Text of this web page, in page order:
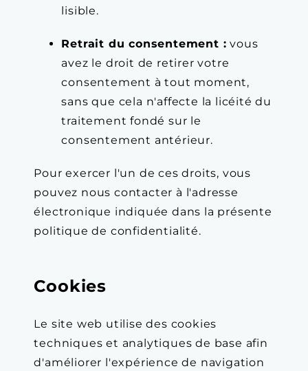
lisible.
Retrait du consentement : vous
avez le droit de retirer votre
consentement à tout moment,
sans que cela n'affecte la licéité du
traitement fondé sur le
consentement antérieur.
Pour exercer l'un de ces droits, vous
pouvez nous contacter à l'adresse
électronique indiquée dans la présente
politique de confidentialité.
Cookies
Le site web utilise des cookies
techniques et analytiques de base afin
d'améliorer l'expérience de navigation